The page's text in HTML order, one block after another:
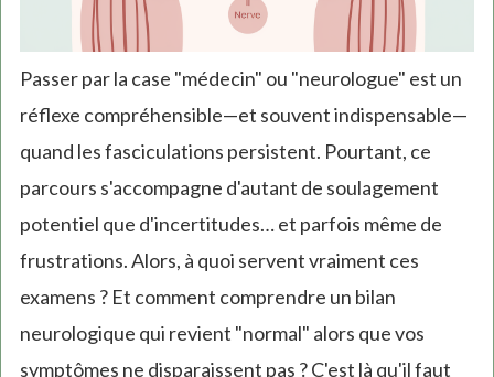
Passer par la case "médecin" ou "neurologue" est un
réflexe compréhensible—et souvent indispensable—
quand les fasciculations persistent. Pourtant, ce
parcours s'accompagne d'autant de soulagement
potentiel que d'incertitudes… et parfois même de
frustrations. Alors, à quoi servent vraiment ces
examens ? Et comment comprendre un bilan
neurologique qui revient "normal" alors que vos
symptômes ne disparaissent pas ? C'est là qu'il faut